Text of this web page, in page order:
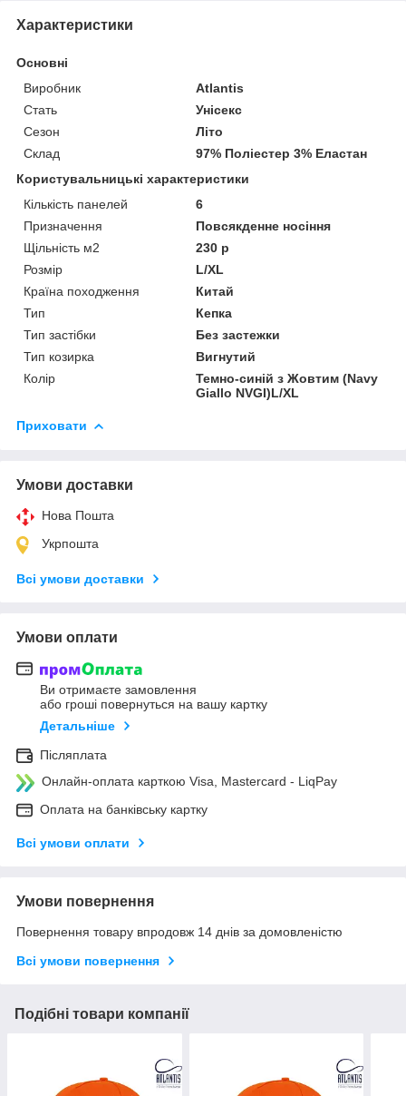
Характеристики
Основні
Виробник
Atlantis
Стать
Унісекс
Сезон
Літо
Склад
97% Поліестер 3% Еластан
Користувальницькі характеристики
Кількість панелей
6
Призначення
Повсякденне носіння
Щільність м2
230 р
Розмір
L/XL
Країна походження
Китай
Тип
Кепка
Тип застібки
Без застежки
Тип козирка
Вигнутий
Колір
Темно-синій з Жовтим (Navy
Giallo NVGI)L/XL
Приховати
Умови доставки
Нова Пошта
Укрпошта
Всі умови доставки
Умови оплати
Ви отримаєте замовлення
або гроші повернуться на вашу картку
Детальніше
Післяплата
Онлайн-оплата карткою Visa, Mastercard - LiqPay
Оплата на банківську картку
Всі умови оплати
Умови повернення
Повернення товару впродовж 14 днів за домовленістю
Всі умови повернення
Подібні товари компанії